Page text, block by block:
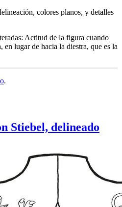
colores planos, y detalles
Actitud de la figura cuando
en lugar de hacia la diestra, que es la
.
Stiebel, delineado